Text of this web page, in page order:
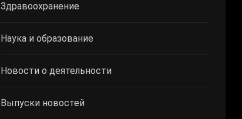
Здравоохранение
Наука и образование
Новости о деятельности
Выпуски новостей